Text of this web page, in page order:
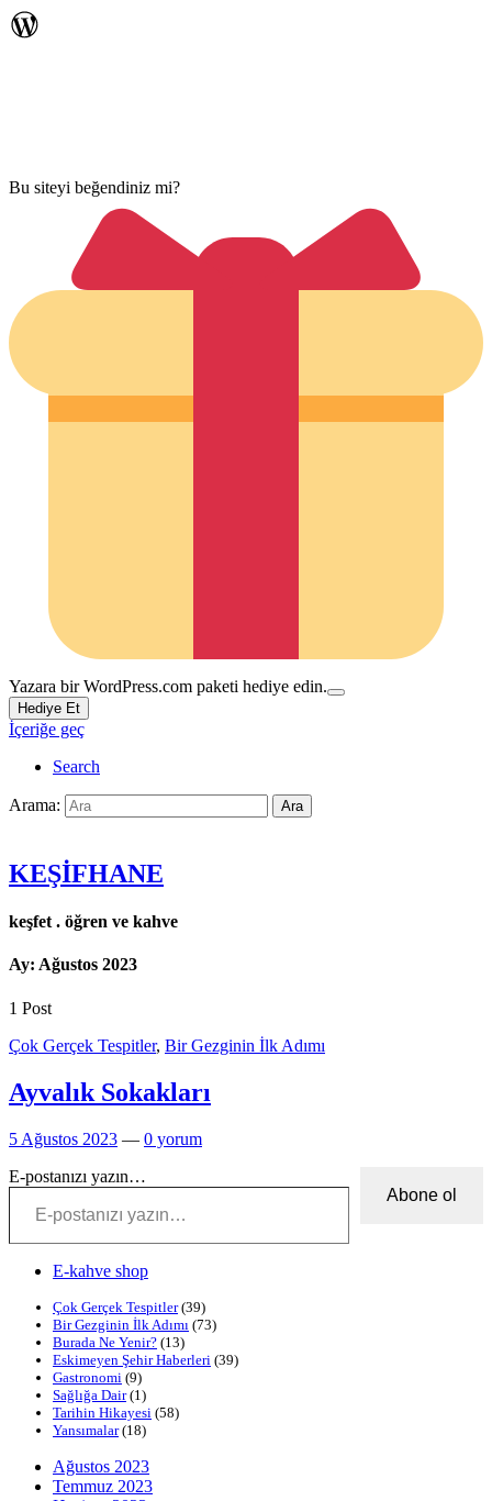
Bu siteyi beğendiniz mi?
Yazara bir WordPress.com paketi hediye edin.
Hediye Et
İçeriğe geç
Search
Arama: Ara
KEŞİFHANE
keşfet . öğren ve kahve
Ay: Ağustos 2023
1 Post
Çok Gerçek Tespitler, Bir Gezginin İlk Adımı
Ayvalık Sokakları
5 Ağustos 2023 — 0 yorum
E-postanızı yazın…
Abone ol
E-kahve shop
Çok Gerçek Tespitler(39)
Bir Gezginin İlk Adımı (73)
Burada Ne Yenir? (13)
Eskimeyen Şehir Haberleri (39)
Gastronomi (9)
Sağlığa Dair(1)
Tarihin Hikayesi (58)
Yansımalar(18)
Ağustos 2023
Temmuz 2023